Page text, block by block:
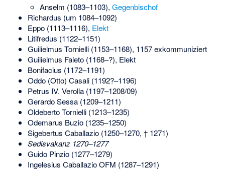
Anselm (1083–1103),Gegenbischof
Richardus (um 1084–1092)
Eppo (1113–1116), Elekt
Litifredus (1122–1151)
Guilielmus Tornielli (1153–1168), 1157 exkommuniziert
Guilielmus Faleto (1168–?), Elekt
Bonifacius (1172–1191)
Oddo (Otto) Casali (1192?–1196)
Petrus IV. Verolla (1197–1208/09)
Gerardo Sessa (1209–1211)
Oldeberto Tornielli (1213–1235)
Odemarus Buzio (1235–1250)
Sigebertus Caballazio (1250–1270, † 1271)
Sedisvakanz 1270–1277
Guido Pinzio (1277–1279)
Ingelesius Caballazio OFM (1287–1291)